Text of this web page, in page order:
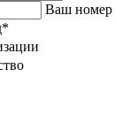
Ваш номер